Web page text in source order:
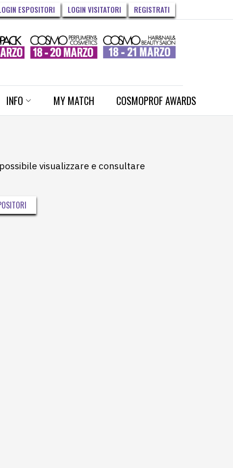
ESPOSITORI LOGIN VISITATORI REGISTRATI
INFO MY MATCH COSMOPROF AWARDS
visualizzare e consultare